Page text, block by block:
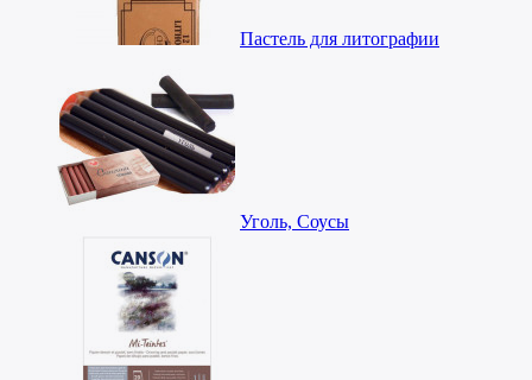
Пастель для литографии
Уголь, Соусы